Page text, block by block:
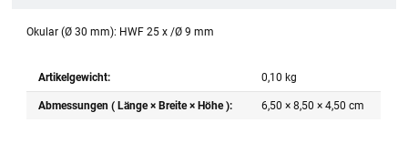
Okular (Ø 30 mm): HWF 25 x /Ø 9 mm
Artikelgewicht: 0,10 kg
Abmessungen ( Länge × Breite × Höhe ): 6,50 × 8,50 × 4,50 cm